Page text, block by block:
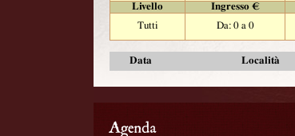
Livello
Ingresso €
Tutti
Da: 0 a 0
Data Località